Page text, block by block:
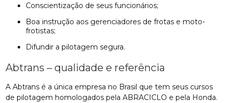
Conscientização de seus funcionários;
Boa instrução aos gerenciadores de frotas e moto-
frotistas;
Difundir a pilotagem segura.
Abtrans – qualidade e referência
A Abtrans é a única empresa no Brasil que tem seus cursos
de pilotagem homologados pela ABRACICLO e pela Honda.